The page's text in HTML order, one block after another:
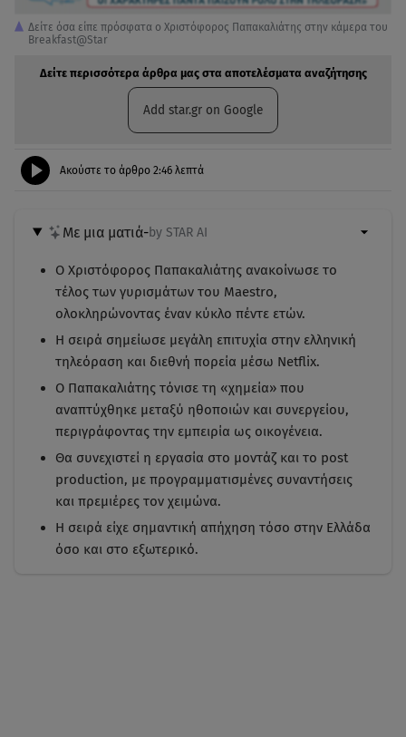
Δείτε όσα είπε πρόσφατα ο Χριστόφορος Παπακαλιάτης στην κάμερα του
Breakfast@Star
Δείτε περισσότερα άρθρα μας στα αποτελέσματα αναζήτησης
Add star.gr on Google
Ακούστε το άρθρο 2:46 λεπτά
Με μια ματιά-by STAR AI
Ο Χριστόφορος Παπακαλιάτης ανακοίνωσε το
τέλος των γυρισμάτων του Maestro,
ολοκληρώνοντας έναν κύκλο πέντε ετών.
Η σειρά σημείωσε μεγάλη επιτυχία στην ελληνική
τηλεόραση και διεθνή πορεία μέσω Netflix.
Ο Παπακαλιάτης τόνισε τη «χημεία» που
αναπτύχθηκε μεταξύ ηθοποιών και συνεργείου,
περιγράφοντας την εμπειρία ως οικογένεια.
Θα συνεχιστεί η εργασία στο μοντάζ και το post
production, με προγραμματισμένες συναντήσεις
και πρεμιέρες τον χειμώνα.
Η σειρά είχε σημαντική απήχηση τόσο στην Ελλάδα
όσο και στο εξωτερικό.